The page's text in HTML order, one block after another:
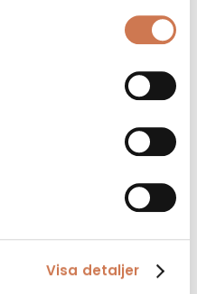
Visa detaljer